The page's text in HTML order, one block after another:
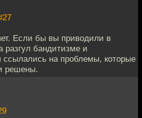
Если бы вы приводили в
разгул бандитизме и
на проблемы, которые
решены.